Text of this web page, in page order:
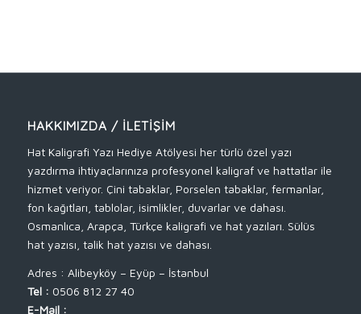
HAKKIMIZDA / İLETIŞIM
Hat Kaligrafi Yazı Hediye Atölyesi her türlü özel yazı
yazdırma ihtiyaçlarınıza profesyonel kaligraf ve hattatlar ile
hizmet veriyor. Çini tabaklar, Porselen tabaklar, fermanlar,
fon kağıtları, tablolar, isimlikler, duvarlar ve dahası.
Osmanlıca, Arapça, Türkçe kaligrafi ve hat yazıları. Sülüs
hat yazısı, talik hat yazısı ve dahası.
Adres : Alibeyköy – Eyüp – İstanbul
Tel : 0506 812 27 40
E-Mail :